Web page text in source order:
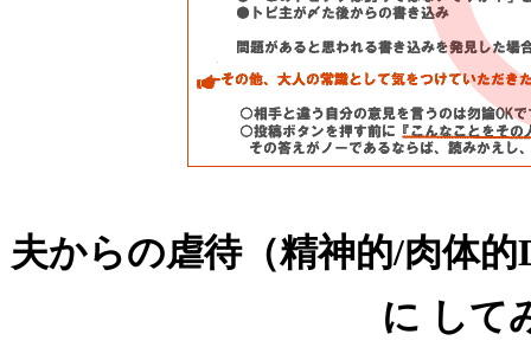
夫からの虐待（精神的/肉体
に して